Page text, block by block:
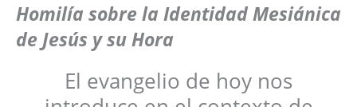
Homilía sobre la Identidad Mesiánica
de Jesús y su Hora
El evangelio de hoy nos